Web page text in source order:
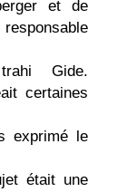
et de
Gide.
certaines
exprimé le
était une